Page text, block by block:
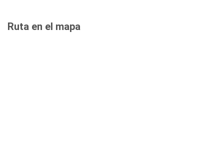
Ruta en el mapa